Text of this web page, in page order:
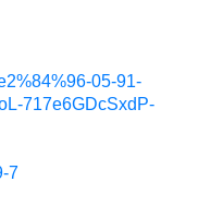
05-91-
717e6GDcSxdP-
7